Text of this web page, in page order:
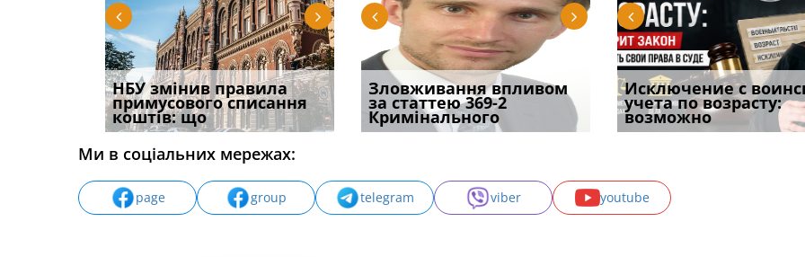
НБУ змінив правила
примусового списання
коштів: що
Якщо суд встановив для
відшкодування шкоди
наявніс
Документи, на яких не
проставляється
апостиль: пер
Водії можуть отримати
компенсацію за
незаконні дії
Зловживання впливом
за статтею 369-2
Кримінального
Переоформлення
відстрочки за іншою
підставою: нов
Особливості захисту у
кримінальному
провадженні: я
Исключение с
учета по возрасту:
возможно
Восьмий ААС
підтвердив, що
може скас
Ми в соціальних мережах:
page group telegram viber youtube